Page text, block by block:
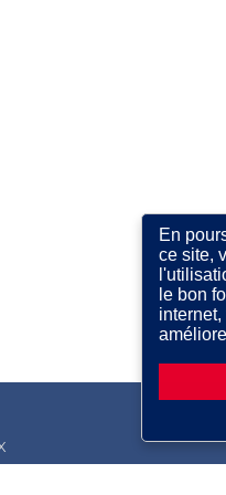
En
ce site,
le bon